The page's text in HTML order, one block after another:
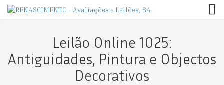
Leilão Online 1025:
Antiguidades, Pintura e Objectos
Decorativos